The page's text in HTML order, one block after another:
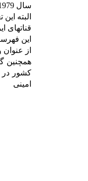
سال 1979 م و آخرین آنها منظر فرهنگی هورامان در سال 2021 م بوده است.
این
از
همچنین
کشور در
امینی